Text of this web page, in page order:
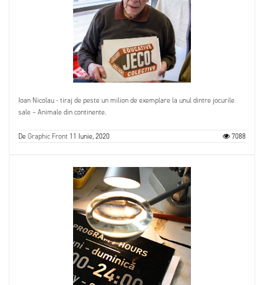
Ioan Nicolau - tiraj de peste un milion de exemplare la unul dintre jocurile
sale – Animale din continente.
DeGraphic Front 11 Iunie, 2020 7088